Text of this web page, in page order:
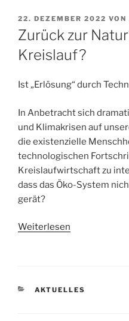
VERÖFFENTLICHT
AM
22. DEZEMBER 2022 VON
Zurück zur
Kreislauf?
Ist „Erlösung“ durch
In Anbetracht sich
und Klimakrisen auf
die existenzielle
technologischen
Kreislaufwirtschaft zu
dass das Öko-System
gerät?
Weiterlesen
KATEGORIEN
AKTUELLES